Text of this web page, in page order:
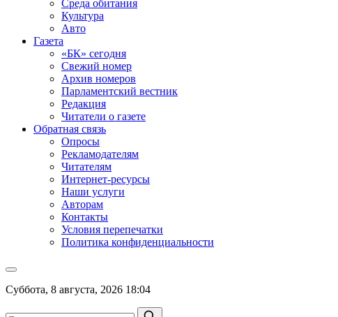
Среда обитания
Культура
Авто
Газета
«БК» сегодня
Свежий номер
Архив номеров
Парламентский вестник
Редакция
Читатели о газете
Обратная связь
Опросы
Рекламодателям
Читателям
Интернет-ресурсы
Наши услуги
Авторам
Контакты
Условия перепечатки
Политика конфиденциальности
Суббота, 8 августа, 2026 18:04